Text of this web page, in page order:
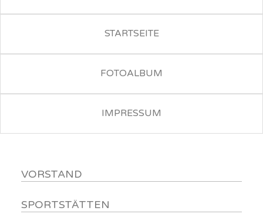
STARTSEITE
FOTOALBUM
IMPRESSUM
VORSTAND
SPORTSTÄTTEN